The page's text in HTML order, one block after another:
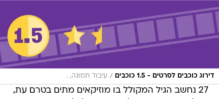
דירוג כוכבים לסרטים - 1.5 כוכבים / עיבוד תמונה, .
27 נחשב הגיל המקולל בו מוזיקאים מתים בטרם עת,